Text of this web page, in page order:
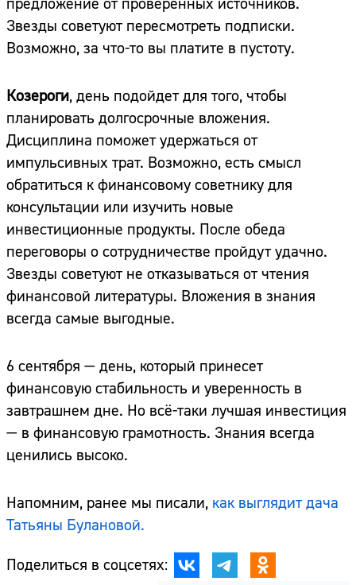
Звезды советуют пересмотреть подписки.
Возможно, за что-то вы платите в пустоту.
Козероги, день подойдет для того, чтобы
планировать долгосрочные вложения.
Дисциплина поможет удержаться от
импульсивных трат. Возможно, есть смысл
обратиться к финансовому советнику для
консультации или изучить новые
инвестиционные продукты. После обеда
переговоры о сотрудничестве пройдут удачно.
Звезды советуют не отказываться от чтения
финансовой литературы. Вложения в знания
всегда самые выгодные.
6 сентября — день, который принесет
финансовую стабильность и уверенность в
завтрашнем дне. Но всё-таки лучшая инвестиция
— в финансовую грамотность. Знания всегда
ценились высоко.
Напомним, ранее мы писали, как выглядит дача
Татьяны Булановой.
Поделиться в соцсетях: